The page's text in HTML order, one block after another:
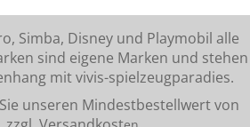
Simba, Disney und Playmobil alle
sind eigene Marken und stehen
mit vivis-spielzeugparadies.
unseren Mindestbestellwert von